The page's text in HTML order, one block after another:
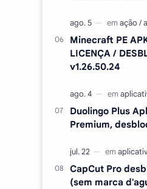
Minecraft PE
LICENÇA /
v1.26.50.24
Duolingo Plus
Premium,
CapCut Pro
(sem marca